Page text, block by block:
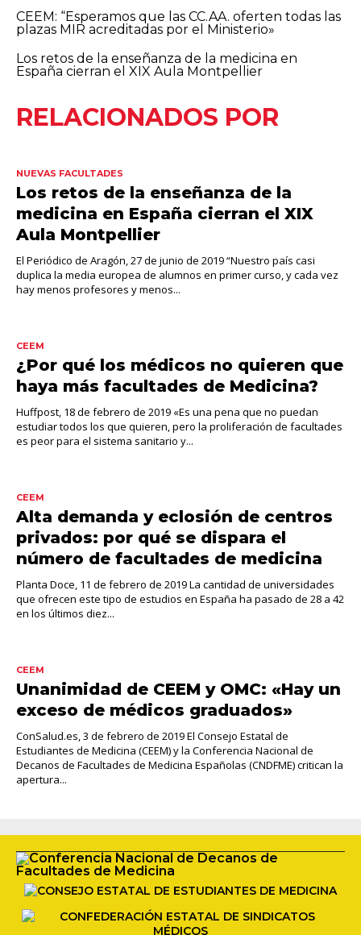
CEEM: “Esperamos que las CC.AA. oferten todas las
plazas MIR acreditadas por el Ministerio»
Los retos de la enseñanza de la medicina en
España cierran el XIX Aula Montpellier
RELACIONADOS POR
NUEVAS FACULTADES
Los retos de la enseñanza de la
medicina en España cierran el XIX
Aula Montpellier
El Periódico de Aragón, 27 de junio de 2019 “Nuestro país casi
duplica la media europea de alumnos en primer curso, y cada vez
hay menos profesores y menos...
CEEM
¿Por qué los médicos no quieren que
haya más facultades de Medicina?
Huffpost, 18 de febrero de 2019 «Es una pena que no puedan
estudiar todos los que quieren, pero la proliferación de facultades
es peor para el sistema sanitario y...
CEEM
Alta demanda y eclosión de centros
privados: por qué se dispara el
número de facultades de medicina
Planta Doce, 11 de febrero de 2019 La cantidad de universidades
que ofrecen este tipo de estudios en España ha pasado de 28 a 42
en los últimos diez...
CEEM
Unanimidad de CEEM y OMC: «Hay un
exceso de médicos graduados»
ConSalud.es, 3 de febrero de 2019 El Consejo Estatal de
Estudiantes de Medicina (CEEM) y la Conferencia Nacional de
Decanos de Facultades de Medicina Españolas (CNDFME) critican la
apertura...